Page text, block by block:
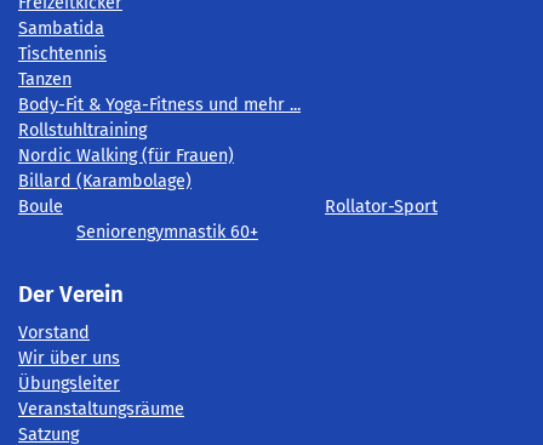
Sambatida
Tischtennis
Tanzen
Body-Fit & Yoga-Fitness und mehr ...
Rollstuhltraining
Nordic Walking (für Frauen)
Billard (Karambolage)
Boule
Rollator-Sport
Seniorengymnastik 60+
Der Verein
Vorstand
Wir über uns
Übungsleiter
Veranstaltungsräume
Satzung